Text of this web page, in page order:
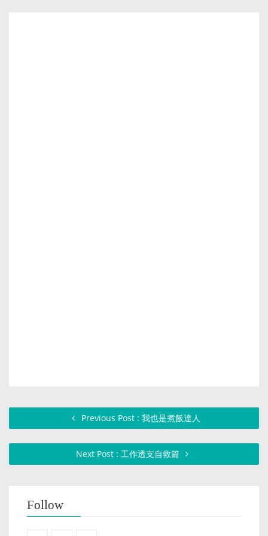
Previous Post : 我也是煮飯達人
Next Post : 工作透支自救篇
Follow